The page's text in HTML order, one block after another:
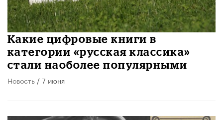
Какие цифровые книги в
категории «русская классика»
стали наоболее популярными
Новость / 7 июня